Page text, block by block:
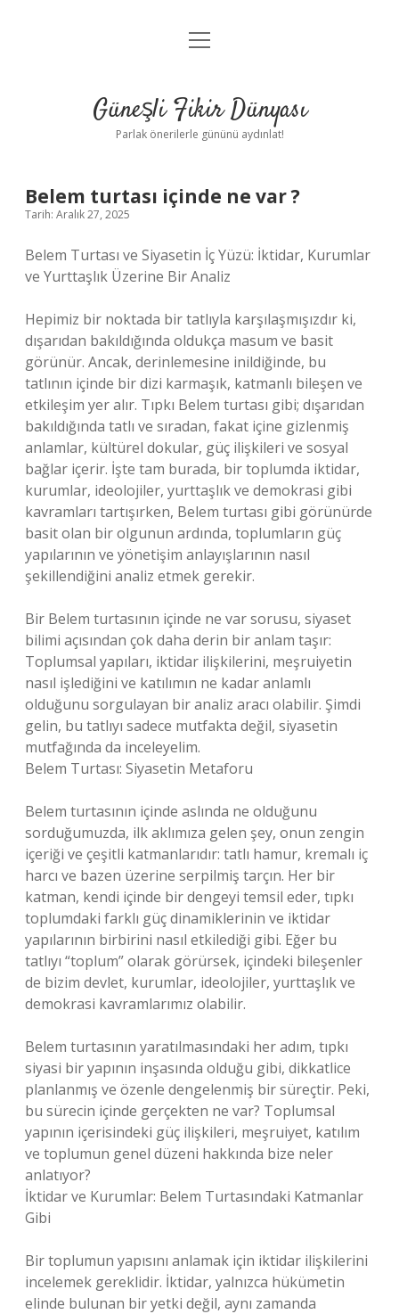
Anasayfa
Yasal Uyarı
menüyü
Güneşli Fikir Dünyası
Parlak önerilerle gününü aydınlat!
Belem turtası içinde ne var ?
Tarih: Aralık 27, 2025
Belem Turtası ve Siyasetin İç Yüzü: İktidar, Kurumlar
ve Yurttaşlık Üzerine Bir Analiz
Hepimiz bir noktada bir tatlıyla karşılaşmışızdır ki,
dışarıdan bakıldığında oldukça masum ve basit
görünür. Ancak, derinlemesine inildiğinde, bu
tatlının içinde bir dizi karmaşık, katmanlı bileşen ve
etkileşim yer alır. Tıpkı Belem turtası gibi; dışarıdan
bakıldığında tatlı ve sıradan, fakat içine gizlenmiş
anlamlar, kültürel dokular, güç ilişkileri ve sosyal
bağlar içerir. İşte tam burada, bir toplumda iktidar,
kurumlar, ideolojiler, yurttaşlık ve demokrasi gibi
kavramları tartışırken, Belem turtası gibi görünürde
basit olan bir olgunun ardında, toplumların güç
yapılarının ve yönetişim anlayışlarının nasıl
şekillendiğini analiz etmek gerekir.
Bir Belem turtasının içinde ne var sorusu, siyaset
bilimi açısından çok daha derin bir anlam taşır:
Toplumsal yapıları, iktidar ilişkilerini, meşruiyetin
nasıl işlediğini ve katılımın ne kadar anlamlı
olduğunu sorgulayan bir analiz aracı olabilir. Şimdi
gelin, bu tatlıyı sadece mutfakta değil, siyasetin
mutfağında da inceleyelim.
Belem Turtası: Siyasetin Metaforu
Belem turtasının içinde aslında ne olduğunu
sorduğumuzda, ilk aklımıza gelen şey, onun zengin
içeriği ve çeşitli katmanlarıdır: tatlı hamur, kremalı iç
harcı ve bazen üzerine serpilmiş tarçın. Her bir
katman, kendi içinde bir dengeyi temsil eder, tıpkı
toplumdaki farklı güç dinamiklerinin ve iktidar
yapılarının birbirini nasıl etkilediği gibi. Eğer bu
tatlıyı “toplum” olarak görürsek, içindeki bileşenler
de bizim devlet, kurumlar, ideolojiler, yurttaşlık ve
demokrasi kavramlarımız olabilir.
Belem turtasının yaratılmasındaki her adım, tıpkı
siyasi bir yapının inşasında olduğu gibi, dikkatlice
planlanmış ve özenle dengelenmiş bir süreçtir. Peki,
bu sürecin içinde gerçekten ne var? Toplumsal
yapının içerisindeki güç ilişkileri, meşruiyet, katılım
ve toplumun genel düzeni hakkında bize neler
anlatıyor?
İktidar ve Kurumlar: Belem Turtasındaki Katmanlar
Gibi
Bir toplumun yapısını anlamak için iktidar ilişkilerini
incelemek gereklidir. İktidar, yalnızca hükümetin
elinde bulunan bir yetki değil, aynı zamanda